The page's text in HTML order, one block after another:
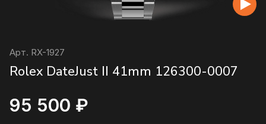
Арт. RX-1927
Rolex DateJust II 41mm 126300-0007
95 500 ₽